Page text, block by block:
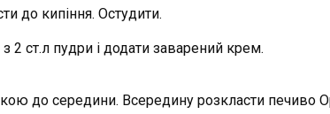
до кипіння. Остудити.
2 ст.л пудри і додати заварений крем.
до середини. Всередину розкласти печиво